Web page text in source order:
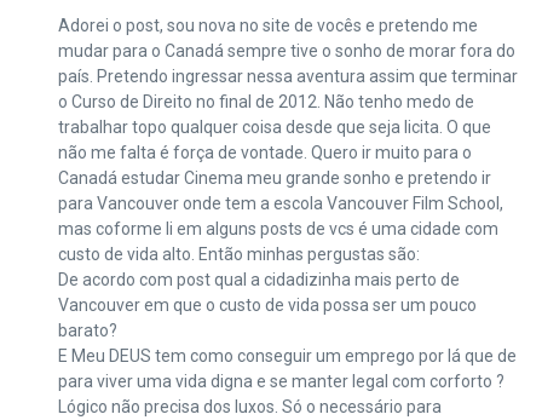
Adorei o post, sou nova no site de vocês e pretendo me
mudar para o Canadá sempre tive o sonho de morar fora do
país. Pretendo ingressar nessa aventura assim que terminar
o Curso de Direito no final de 2012. Não tenho medo de
trabalhar topo qualquer coisa desde que seja licita. O que
não me falta é força de vontade. Quero ir muito para o
Canadá estudar Cinema meu grande sonho e pretendo ir
para Vancouver onde tem a escola Vancouver Film School,
mas coforme li em alguns posts de vcs é uma cidade com
custo de vida alto. Então minhas pergustas são:
De acordo com post qual a cidadizinha mais perto de
Vancouver em que o custo de vida possa ser um pouco
barato?
E Meu DEUS tem como conseguir um emprego por lá que de
para viver uma vida digna e se manter legal com corforto ?
Lógico não precisa dos luxos. Só o necessário para